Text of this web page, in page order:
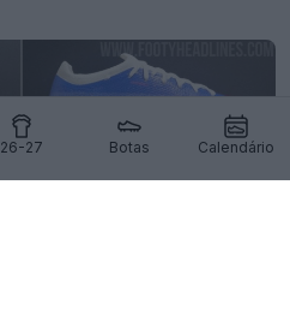
26-27 Botas Calendário